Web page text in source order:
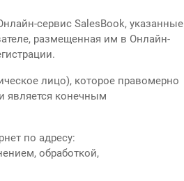
сервис SalesBook, указанные
размещенная им в Онлайн-
лицо), которое правомерно
является конечным
по адресу:
обработкой,